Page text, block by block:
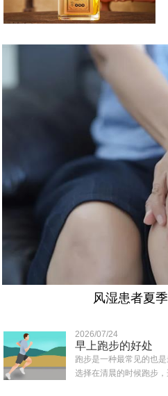
风湿患者夏
2026/07/24
早上跑步的好处
跑步是一种最常见的也
选择在清晨的时候跑步